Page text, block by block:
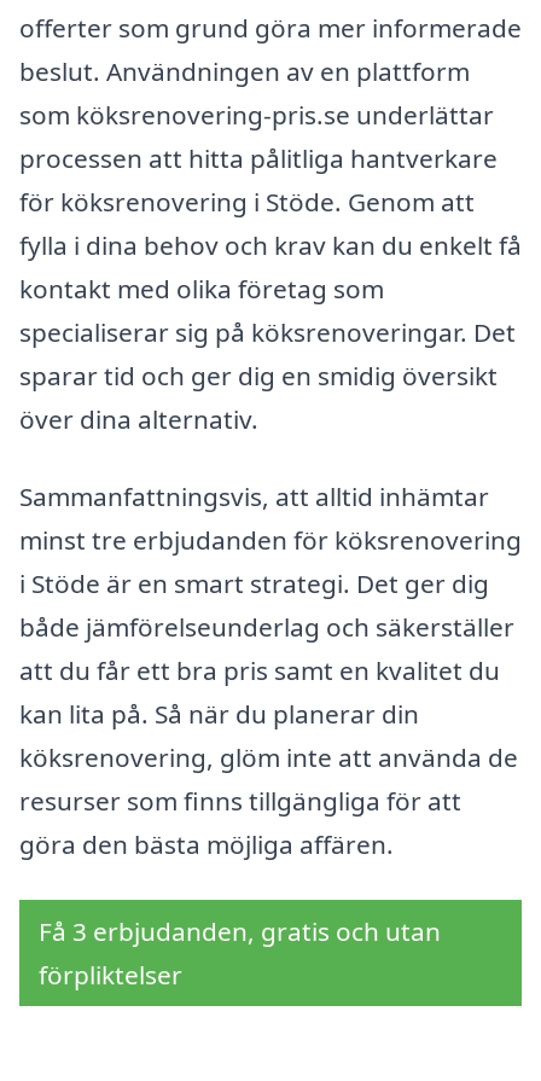
offerter som grund göra mer informerade
beslut. Användningen av en plattform
som köksrenovering-pris.se underlättar
processen att hitta pålitliga hantverkare
för köksrenovering i Stöde. Genom att
fylla i dina behov och krav kan du enkelt få
kontakt med olika företag som
specialiserar sig på köksrenoveringar. Det
sparar tid och ger dig en smidig översikt
över dina alternativ.
Sammanfattningsvis, att alltid inhämtar
minst tre erbjudanden för köksrenovering
i Stöde är en smart strategi. Det ger dig
både jämförelseunderlag och säkerställer
att du får ett bra pris samt en kvalitet du
kan lita på. Så när du planerar din
köksrenovering, glöm inte att använda de
resurser som finns tillgängliga för att
göra den bästa möjliga affären.
Få 3 erbjudanden, gratis och utan
förpliktelser